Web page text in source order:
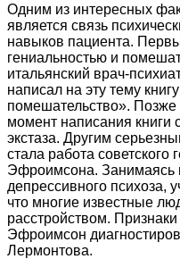
Одним из интересных
является связь
навыков пациента.
гениальностью и
итальянский врач-
написал на эту тему
помешательство». Позже
момент написания книги
экстаза. Другим
стала работа
Эфроимсона. Занимаясь
депрессивного психоза,
что многие известные
расстройством.
Эфроимсон
Лермонтова.